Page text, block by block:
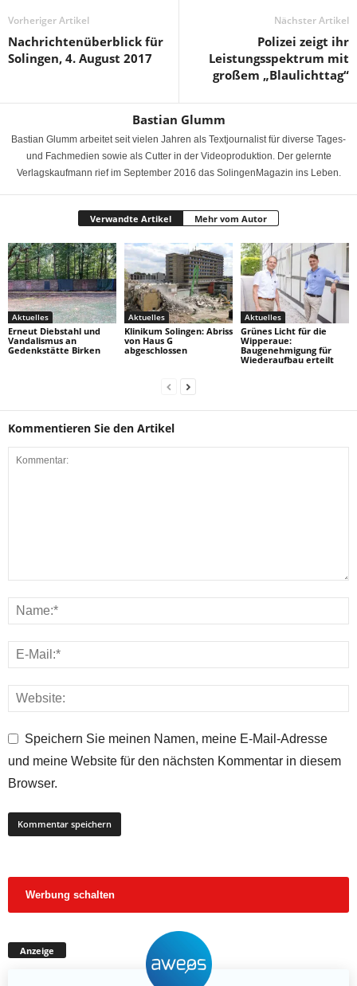
Vorheriger Artikel
Nachrichtenüberblick für
Solingen, 4. August 2017
Nächster Artikel
Polizei zeigt ihr
Leistungsspektrum mit
großem „Blaulichttag“
Bastian Glumm
Bastian Glumm arbeitet seit vielen Jahren als Textjournalist für diverse Tages-
und Fachmedien sowie als Cutter in der Videoproduktion. Der gelernte
Verlagskaufmann rief im September 2016 das SolingenMagazin ins Leben.
Verwandte Artikel Mehr vom Autor
Aktuelles
Erneut Diebstahl und
Vandalismus an
Gedenkstätte Birken
Aktuelles
Klinikum Solingen: Abriss
von Haus G
abgeschlossen
Aktuelles
Grünes Licht für die
Wipperaue:
Baugenehmigung für
Wiederaufbau erteilt
Kommentieren Sie den Artikel
Speichern Sie meinen Namen, meine E-Mail-Adresse
und meine Website für den nächsten Kommentar in diesem
Browser.
Werbung schalten
Anzeige